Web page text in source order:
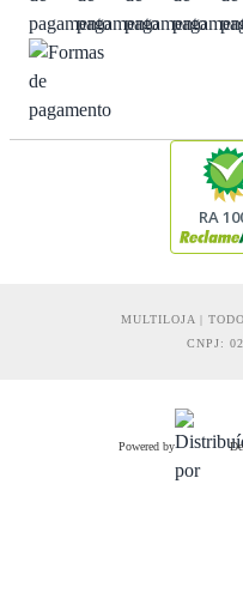
RA
MULTILOJA |
CNPJ:
Powered by